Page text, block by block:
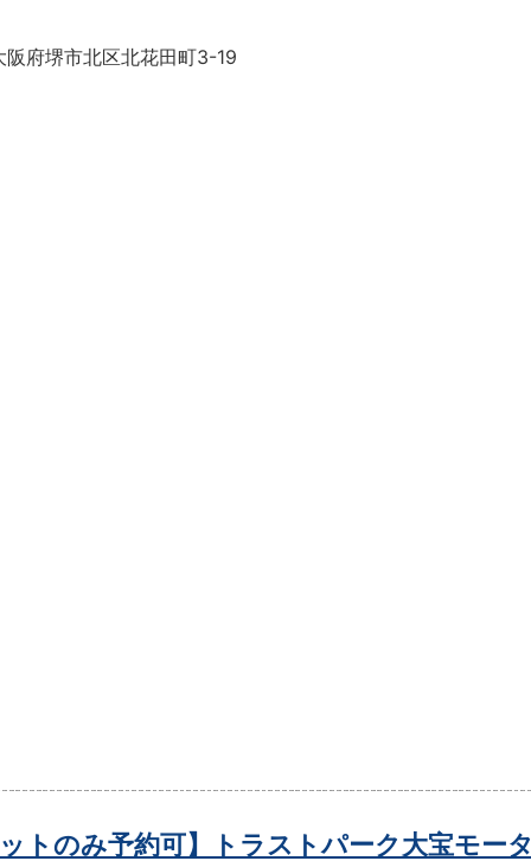
阪府堺市北区北花田町3-19
ットのみ予約可】トラストパーク大宝モー